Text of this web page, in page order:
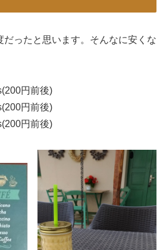
だったと思います。そんなに安くな
円前後)
円前後)
円前後)